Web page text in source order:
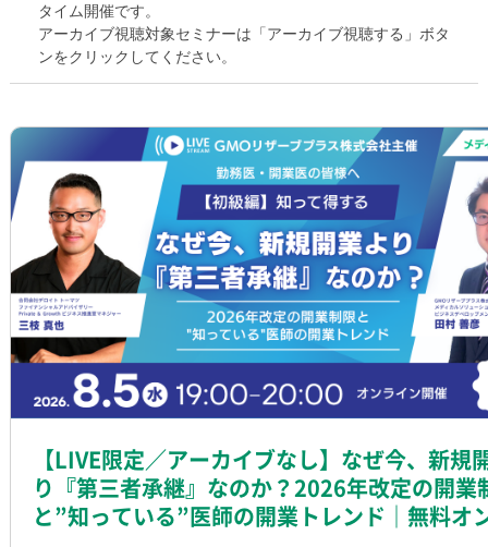
タイム開催です。
アーカイブ視聴対象セミナーは「アーカイブ視聴する」ボタ
ンをクリックしてください。
【LIVE限定／アーカイブなし】なぜ今、新規
り『第三者承継』なのか？2026年改定の開業
と”知っている”医師の開業トレンド｜無料オ